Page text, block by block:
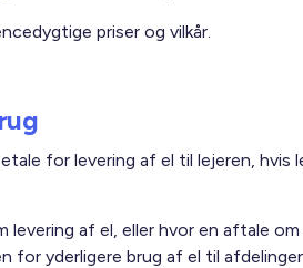
priser og vilkår.
for levering af el til lejeren, hvis
af el, eller hvor en aftale
for yderligere brug af el til